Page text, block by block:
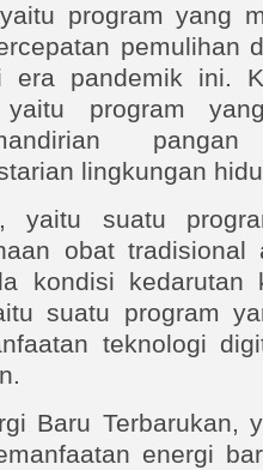
program yang
pemulihan
era pandemik ini.
program
lingkungan
yaitu suatu
obat
kondisi kedarutan
suatu program
teknologi
Baru Terbarukan,
energi